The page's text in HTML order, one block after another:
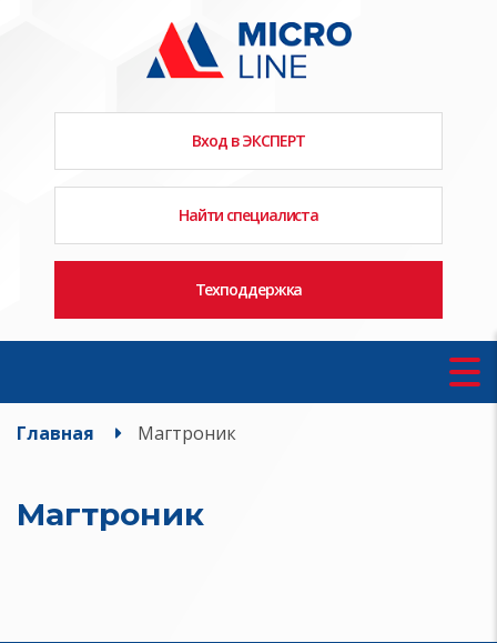
Вход в ЭКСПЕРТ
Найти специалиста
Техподдержка
Главная Магтроник
Магтроник